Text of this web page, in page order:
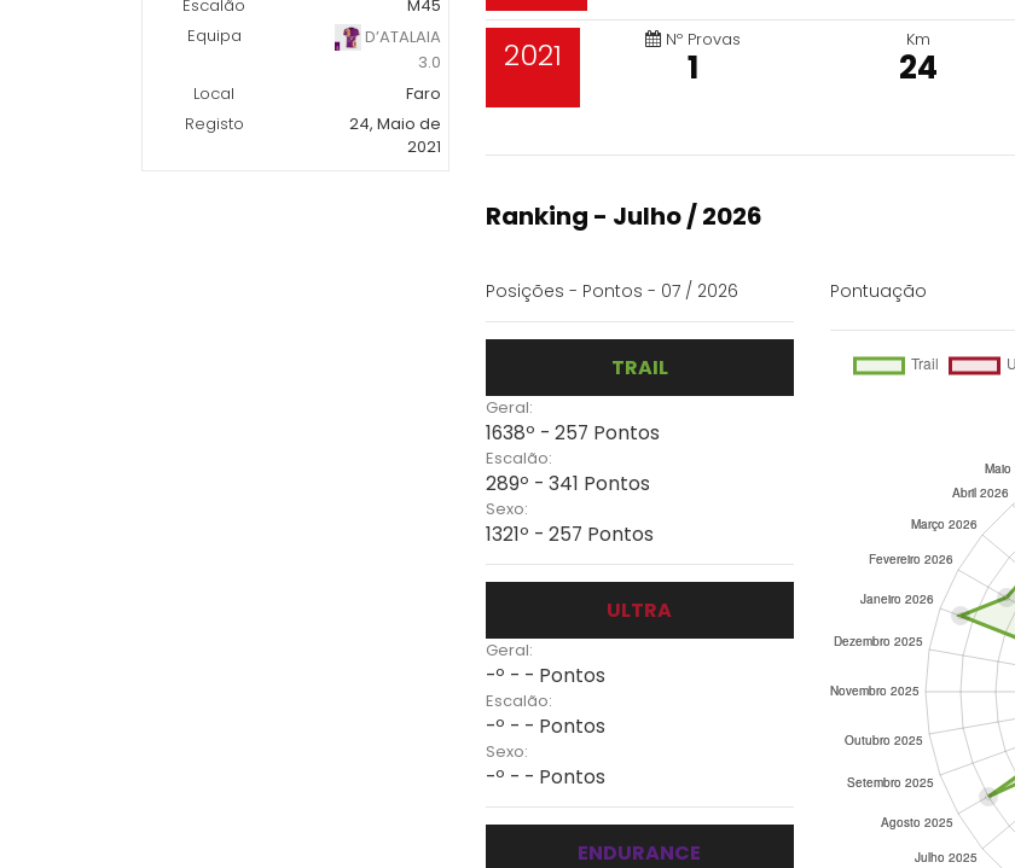
Escalão
M45
Equipa
D’ATALAIA
3.0
Local
Faro
Registo
24, Maio de
2021
2021 Nº Provas
1
Km
24
Ranking - Julho / 2026
Posições - Pontos - 07 / 2026
TRAIL
Geral:
1638º - 257 Pontos
Escalão:
289º - 341 Pontos
Sexo:
1321º - 257 Pontos
ULTRA
Geral:
-º - - Pontos
Escalão:
-º - - Pontos
Sexo:
-º - - Pontos
ENDURANCE
Pontuação